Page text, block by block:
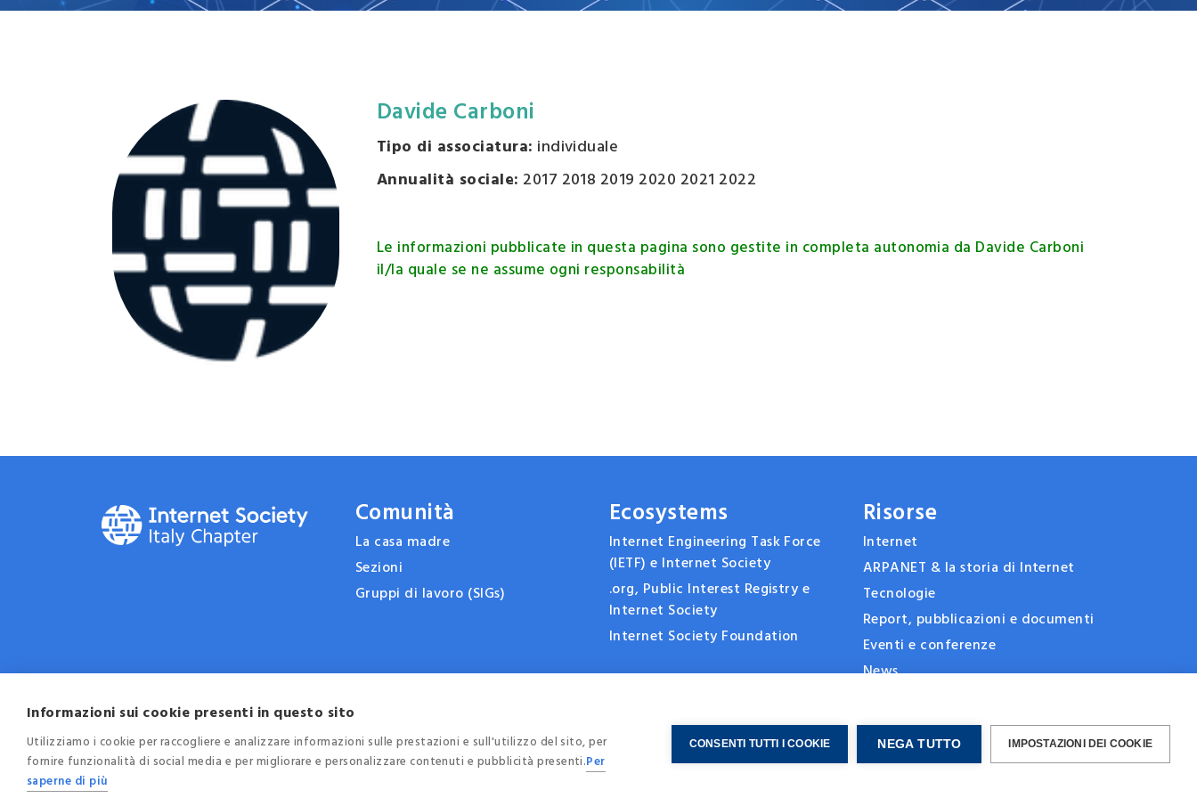
Campi
Statuto
i
Davide Carboni
Tipo di associatura: individuale
Annualità sociale: 2017 2018 2019 2020 2021 2022
Le informazioni pubblicate in questa pagina sono gestite in completa autonomia da Davide Carboni
il/la quale se ne assume ogni responsabilità
Comunità
La casa madre
Sezioni
Gruppi di lavoro (SIGs)
Ecosystems
Internet Engineering Task Force
(IETF) e Internet Society
.org, Public Interest Registry e
Internet Society
Internet Society Foundation
Risorse
Internet
ARPANET & la storia di Internet
Tecnologie
Report, pubblicazioni e documenti
Eventi e conferenze
News
© 2025 - Internet Society Italia -Privacy-Cookie Policy-Credits
Informazioni sui cookie presenti in questo sito
Utilizziamo i cookie per raccogliere e analizzare informazioni sulle prestazioni e sull'utilizzo del sito, per
fornire funzionalità di social media e per migliorare e personalizzare contenuti e pubblicità presenti.Per
saperne di più
CONSENTI TUTTI I COOKIE NEGA TUTTO IMPOSTAZIONI DEI COOKIE